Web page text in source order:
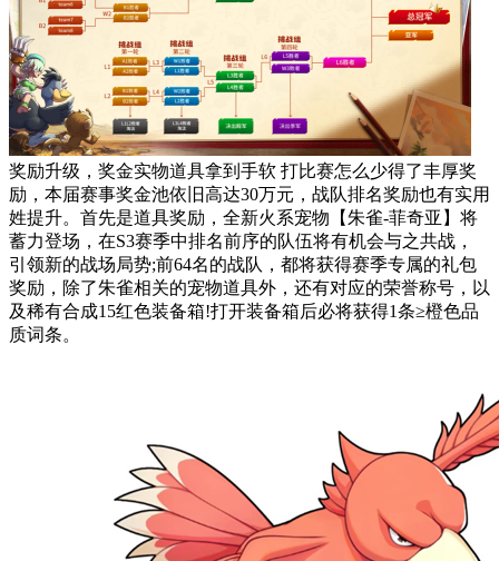
奖励升级，奖金实物道具拿到手软 打比赛怎么少得了丰厚奖
励，本届赛事奖金池依旧高达30万元，战队排名奖励也有实用
姓提升。首先是道具奖励，全新火系宠物【朱雀-菲奇亚】将
蓄力登场，在S3赛季中排名前序的队伍将有机会与之共战，
引领新的战场局势;前64名的战队，都将获得赛季专属的礼包
奖励，除了朱雀相关的宠物道具外，还有对应的荣誉称号，以
及稀有合成15红色装备箱!打开装备箱后必将获得1条≥橙色品
质词条。